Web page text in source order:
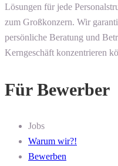
Lösungen für jede
zum Großkonzern. Wir
persönliche Beratung und
Kerngeschäft konzentrieren
Für Bewerber
Jobs
Warum wir?!
Bewerben